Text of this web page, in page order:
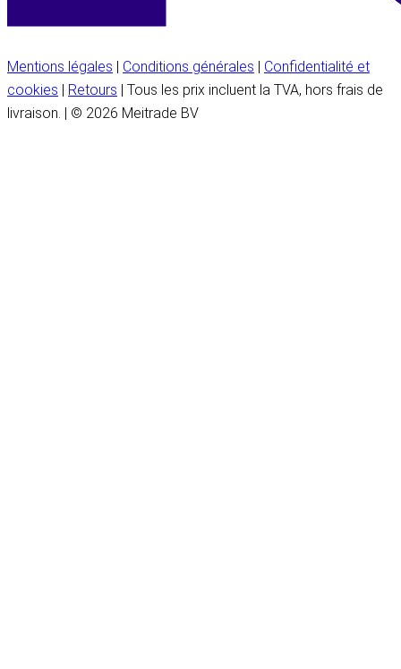
Mentions légales | Conditions générales | Confidentialité et
cookies | Retours | Tous les prix incluent la TVA, hors frais de
livraison. | © 2026 Meitrade BV